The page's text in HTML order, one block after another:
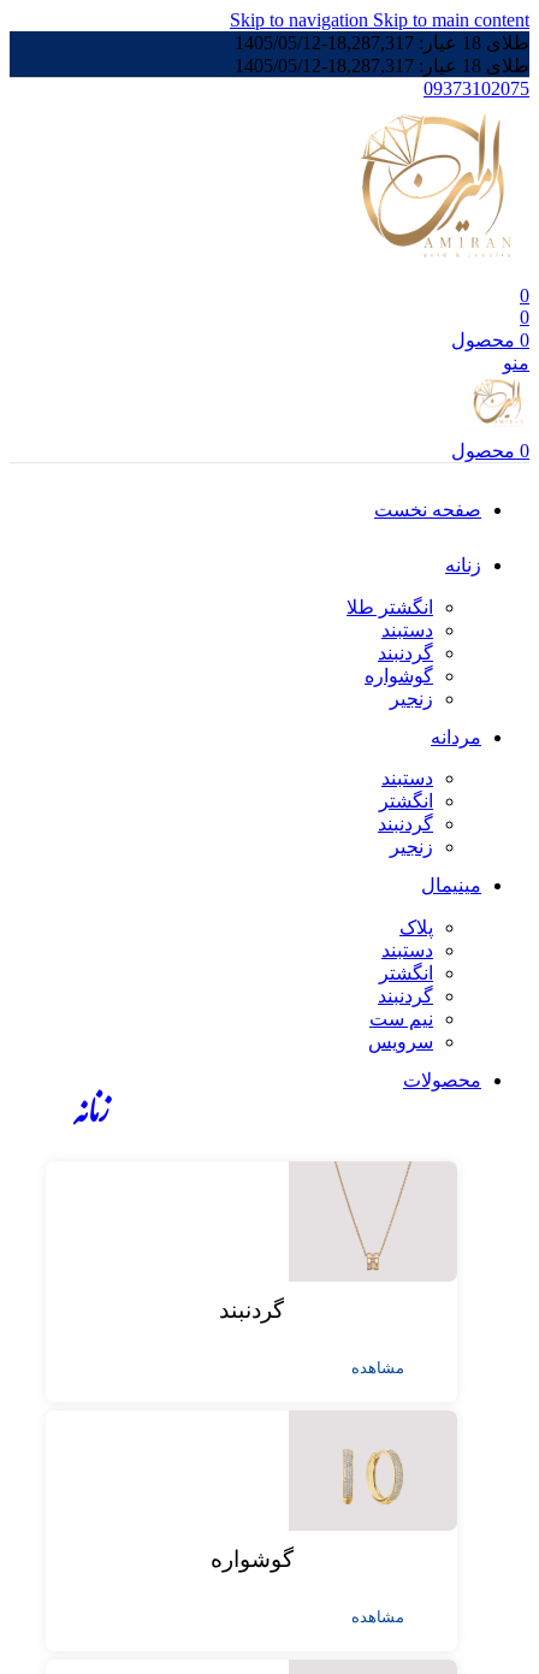
Skip to navigation Skip to main content
طلای 18 عیار:
18,287,317
-
1405/05/12
طلای 18 عیار:
18,287,317
-
1405/05/12
09373102075
0
0
0 محصول
منو
0 محصول
صفحه نخست
زنانه
انگشتر طلا
دستبند
گردنبند
گوشواره
زنجیر
مردانه
دستبند
انگشتر
گردنبند
زنجیر
مینیمال
پلاک
دستبند
انگشتر
گردنبند
نیم ست
سرویس
محصولات
زنانه
گردنبند
مشاهده
گوشواره
مشاهده